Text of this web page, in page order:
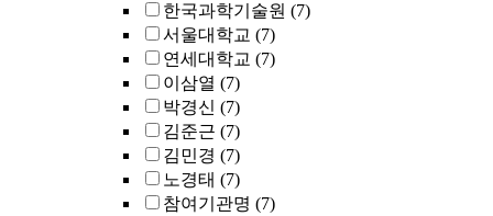
한국과학기술원 (7)
서울대학교 (7)
연세대학교 (7)
이삼열 (7)
박경신 (7)
김준근 (7)
김민경 (7)
노경태 (7)
참여기관명 (7)